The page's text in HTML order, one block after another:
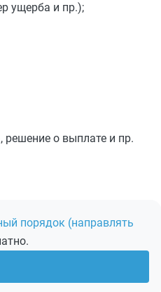
ущерба и пр.);
о выплате и пр.
порядок (направлять